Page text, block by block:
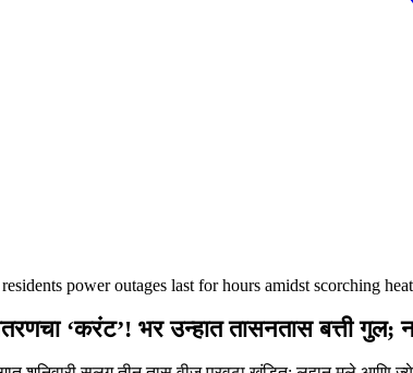
power outages last for hours amidst scorching
‘करंट’! भर उन्हात तासनतास बत्ती गुल;